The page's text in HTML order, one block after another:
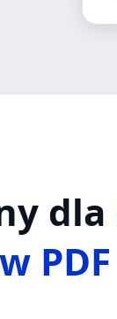
dla
PDF